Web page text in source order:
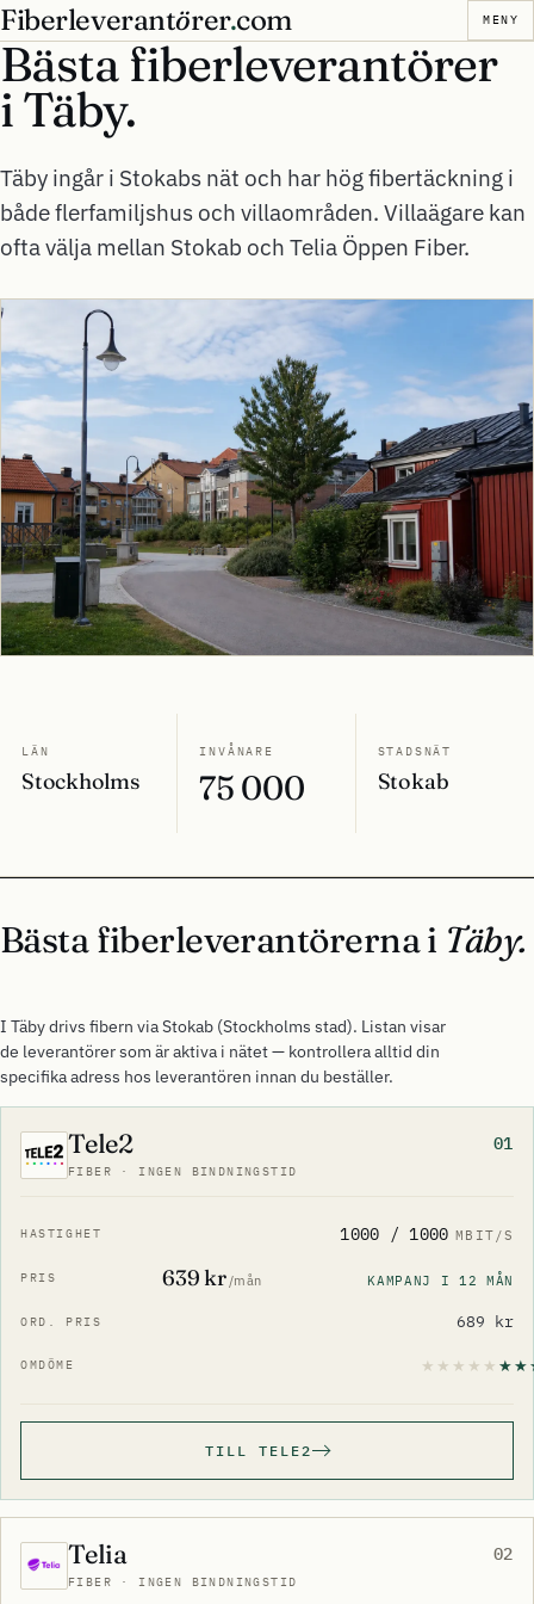
Fiberleverantörer.com MENY
Bästa fiberleverantörer
iTäby.
Täby ingår i Stokabs nät och har hög fibertäckning i
både flerfamiljshus och villaområden. Villaägare kan
ofta välja mellan Stokab och Telia Öppen Fiber.
LÄN
Stockholms
INVÅNARE
75 000
STADSNÄT
Stokab
Bästa fiberleverantörerna i Täby.
I Täby drivs fibern via Stokab (Stockholms stad). Listan visar
de leverantörer som är aktiva i nätet — kontrollera alltid din
specifika adress hos leverantören innan du beställer.
01
Tele2
FIBER · INGEN BINDNINGSTID
1000 / 1000 MBIT/S
639 kr/mån KAMPANJ I 12 MÅN
689 kr
TILL TELE2
02
Telia
FIBER · INGEN BINDNINGSTID